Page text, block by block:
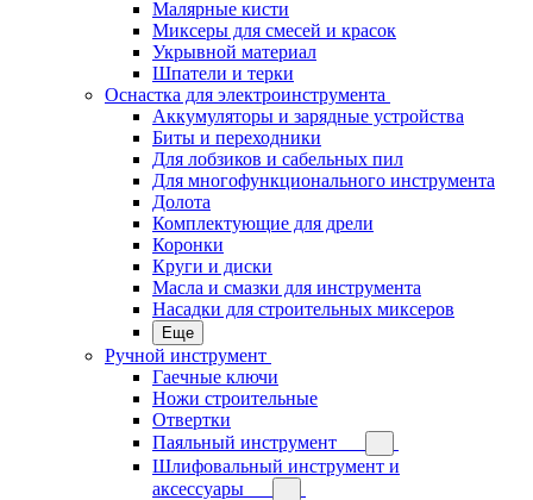
Малярные кисти
Миксеры для смесей и красок
Укрывной материал
Шпатели и терки
Оснастка для электроинструмента
Аккумуляторы и зарядные устройства
Биты и переходники
Для лобзиков и сабельных пил
Для многофункционального инструмента
Долота
Комплектующие для дрели
Коронки
Круги и диски
Масла и смазки для инструмента
Насадки для строительных миксеров
Еще
Ручной инструмент
Гаечные ключи
Ножи строительные
Отвертки
Паяльный инструмент
Шлифовальный инструмент и
аксессуары